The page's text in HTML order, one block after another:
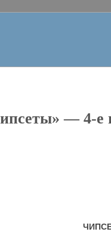
— 4-е